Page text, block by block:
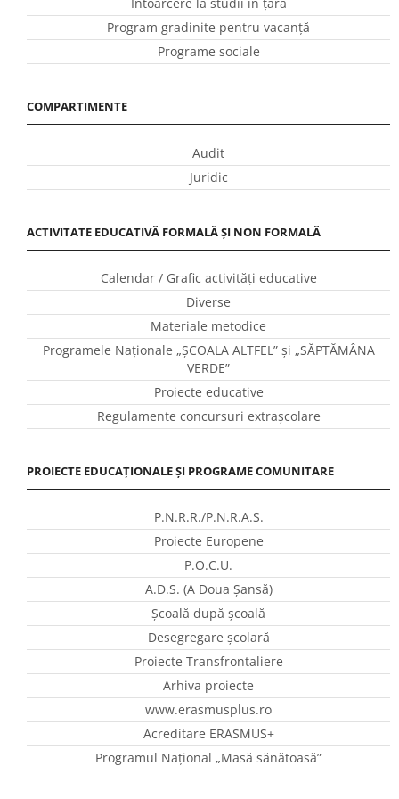
Întoarcere la studii în ţară
Program gradinite pentru vacanţă
Programe sociale
COMPARTIMENTE
Audit
Juridic
ACTIVITATE EDUCATIVĂ FORMALĂ ȘI NON FORMALĂ
Calendar / Grafic activităţi educative
Diverse
Materiale metodice
Programele Naţionale „ŞCOALA ALTFEL” și „SĂPTĂMÂNA
VERDE”
Proiecte educative
Regulamente concursuri extraşcolare
PROIECTE EDUCAȚIONALE ȘI PROGRAME COMUNITARE
P.N.R.R./P.N.R.A.S.
Proiecte Europene
P.O.C.U.
A.D.S. (A Doua Șansă)
Școală după școală
Desegregare școlară
Proiecte Transfrontaliere
Arhiva proiecte
www.erasmusplus.ro
Acreditare ERASMUS+
Programul Național „Masă sănătoasă”